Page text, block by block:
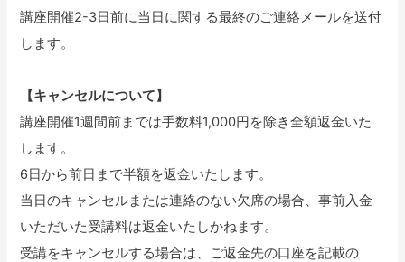
講座開催2-3日前に当日に関する最終のご連絡メールを送付
します。
【キャンセルについて】
講座開催1週間前までは手数料1,000円を除き全額返金いた
します。
6日から前日まで半額を返金いたします。
当日のキャンセルまたは連絡のない欠席の場合、事前入金
いただいた受講料は返金いたしかねます。
受講をキャンセルする場合は、ご返金先の口座を記載の